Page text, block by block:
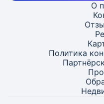
О
Политика